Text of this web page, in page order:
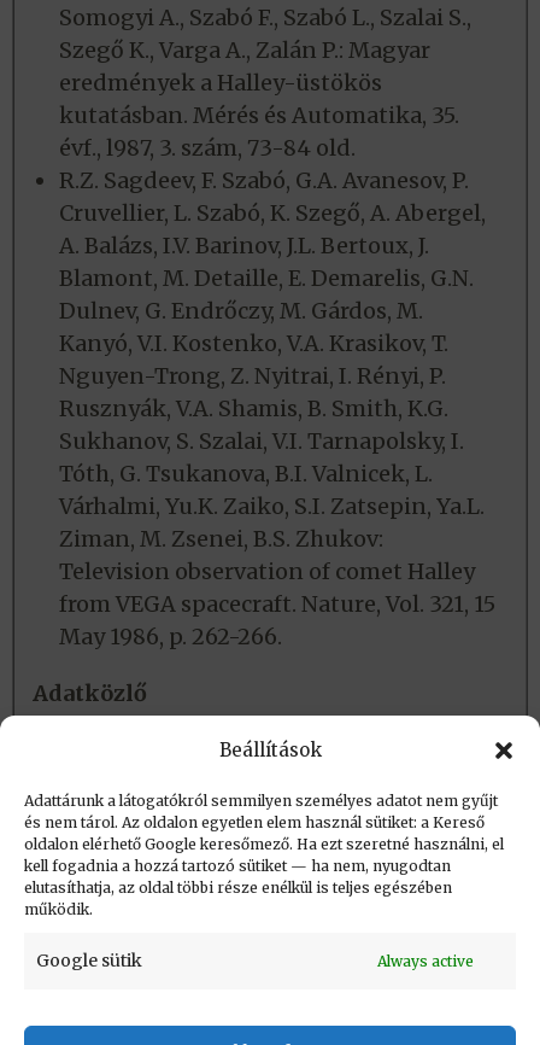
Beállítások
Adattárunk a látogatókról semmilyen személyes adatot nem gyűjt
és nem tárol. Az oldalon egyetlen elem használ sütiket: a Kereső
oldalon elérhető Google keresőmező. Ha ezt szeretné használni, el
kell fogadnia a hozzá tartozó sütiket — ha nem, nyugodtan
elutasíthatja, az oldal többi része enélkül is teljes egészében
működik.
Google sütik Always active
Somogyi A., Szabó F., Szabó L., Szalai S.,
Szegő K., Varga A., Zalán P.: Magyar
eredmények a Halley-üstökös
kutatásban. Mérés és Automatika, 35.
évf., l987, 3. szám, 73-84 old.
R.Z. Sagdeev, F. Szabó, G.A. Avanesov, P.
Cruvellier, L. Szabó, K. Szegő, A. Abergel,
A. Balázs, I.V. Barinov, J.L. Bertoux, J.
Blamont, M. Detaille, E. Demarelis, G.N.
Dulnev, G. Endrőczy, M. Gárdos, M.
Kanyó, V.I. Kostenko, V.A. Krasikov, T.
Nguyen-Trong, Z. Nyitrai, I. Rényi, P.
Rusznyák, V.A. Shamis, B. Smith, K.G.
Sukhanov, S. Szalai, V.I. Tarnapolsky, I.
Tóth, G. Tsukanova, B.I. Valnicek, L.
Várhalmi, Yu.K. Zaiko, S.I. Zatsepin, Ya.L.
Ziman, M. Zsenei, B.S. Zhukov:
Television observation of comet Halley
from VEGA spacecraft. Nature, Vol. 321, 15
May 1986, p. 262-266.
Adatközlő
Dr. Szalai Sándor szíves közlése alapján
Létrehozva: 2019.12.02. 00:53
Utolsó módosítás: 2026.04.21. 19:53